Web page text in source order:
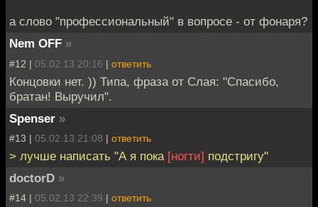
а слово "профессиональный" в вопросе - от фонаря?
Nem OFF »
#12 | 05.02.13 20:16 | ответить
Концовки нет. )) Типа, фраза от Слая: "Спасибо,
братан! Выручил".
Spenser »
#13 | 05.02.13 21:08 | ответить
> лучше написать "А я пока [ногти] подстригу"
doctorD »
#14 | 05.02.13 22:39 | ответить